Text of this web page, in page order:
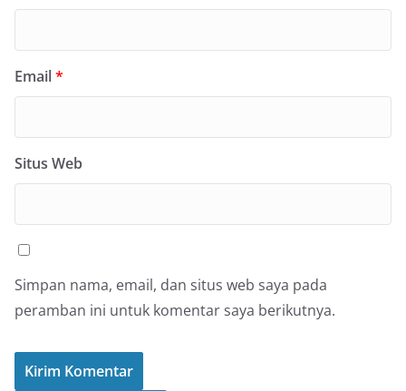
Email*
Situs Web
Simpan nama, email, dan situs web saya pada
peramban ini untuk komentar saya berikutnya.